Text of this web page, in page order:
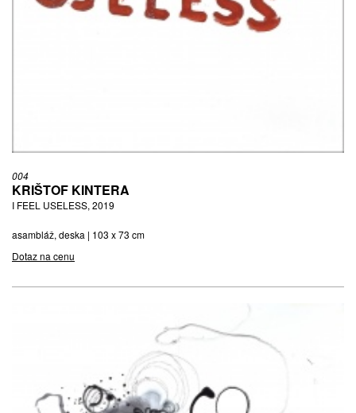
004
KRIŠTOF KINTERA
I FEEL USELESS, 2019
asambláž, deska | 103 x 73 cm
Dotaz na cenu